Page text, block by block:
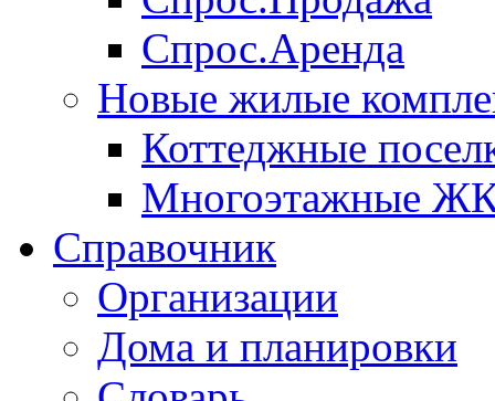
Спрос.Аренда
Новые жилые
Коттеджные
Многоэтажные
Справочник
Организации
Дома и планировки